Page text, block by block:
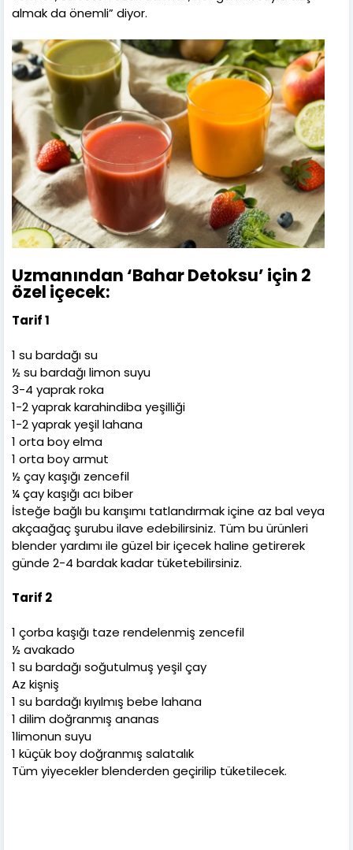
almak da önemli” diyor.
Uzmanından ‘Bahar Detoksu’ için 2
özel içecek:
Tarif 1
1 su bardağı su
½ su bardağı limon suyu
3-4 yaprak roka
1-2 yaprak karahindiba yeşilliği
1-2 yaprak yeşil lahana
1 orta boy elma
1 orta boy armut
½ çay kaşığı zencefil
¼ çay kaşığı acı biber
İsteğe bağlı bu karışımı tatlandırmak içine az bal veya
akçaağaç şurubu ilave edebilirsiniz. Tüm bu ürünleri
blender yardımı ile güzel bir içecek haline getirerek
günde 2-4 bardak kadar tüketebilirsiniz.
Tarif 2
1 çorba kaşığı taze rendelenmiş zencefil
½ avakado
1 su bardağı soğutulmuş yeşil çay
Az kişniş
1 su bardağı kıyılmış bebe lahana
1 dilim doğranmış ananas
1limonun suyu
1 küçük boy doğranmış salatalık
Tüm yiyecekler blenderden geçirilip tüketilecek.